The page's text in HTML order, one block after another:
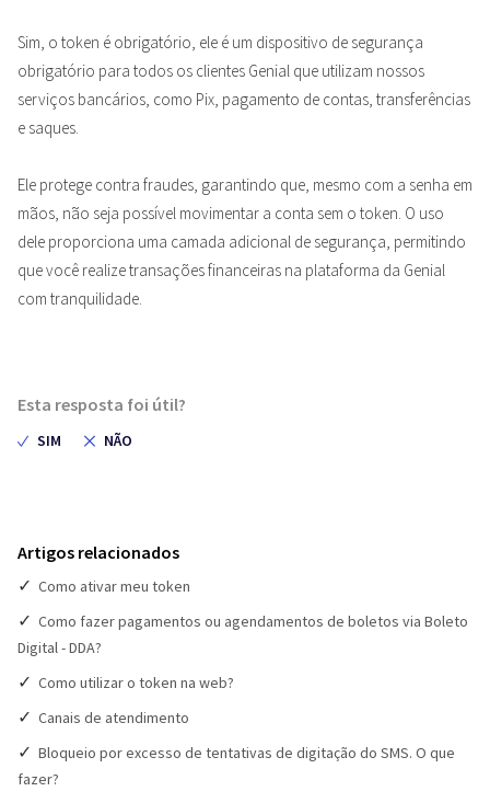
Sim, o token é obrigatório, ele é um dispositivo de segurança
obrigatório para todos os clientes Genial que utilizam nossos
serviços bancários, como Pix, pagamento de contas, transferências
e saques.
Ele protege contra fraudes, garantindo que, mesmo com a senha em
mãos, não seja possível movimentar a conta sem o token. O uso
dele proporciona uma camada adicional de segurança, permitindo
que você realize transações financeiras na plataforma da Genial
com tranquilidade.
Esta resposta foi útil?
Artigos relacionados
Como ativar meu token
Como fazer pagamentos ou agendamentos de boletos via Boleto
Digital - DDA?
Como utilizar o token na web?
Canais de atendimento
Bloqueio por excesso de tentativas de digitação do SMS. O que
fazer?